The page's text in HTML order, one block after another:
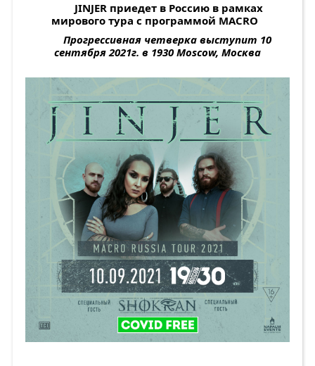
JINJERприедет в Россию в рамках
мирового тура с программой MACRO
Прогрессивная четверка выступит 10
сентября 2021г. в 1930Moscow, Москва